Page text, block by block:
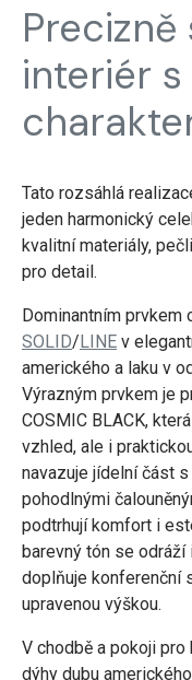
interiér
Tato rozsáhlá
jeden harmonický
kvalitní materiály,
pro detail.
Dominantním prvkem
SOLID/LINE v
amerického a laku v
Výrazným prvkem je
COSMIC BLACK,
vzhled, ale i
navazuje jídelní část
pohodlnými
podtrhují komfort i
barevný tón se
doplňuje konferenční
upravenou výškou.
V chodbě a pokoji
dýhy dubu